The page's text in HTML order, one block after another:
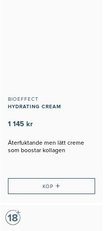
BIOEFFECT
HYDRATING CREAM
1 145 kr
Återfuktande men lätt creme
som boostar kollagen
KÖP +